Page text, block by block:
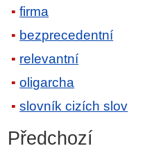
firma
bezprecedentní
relevantní
oligarcha
slovník cizích slov
Předchozí